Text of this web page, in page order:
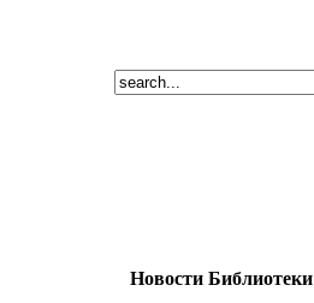
Новости Библиотеки